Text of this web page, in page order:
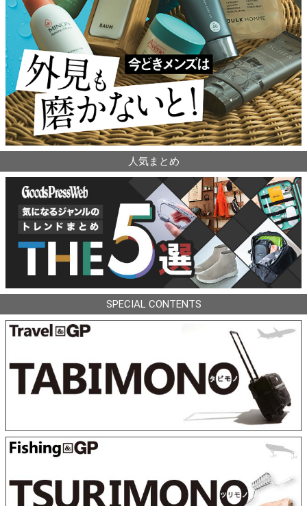
人気まとめ
SPECIAL CONTENTS